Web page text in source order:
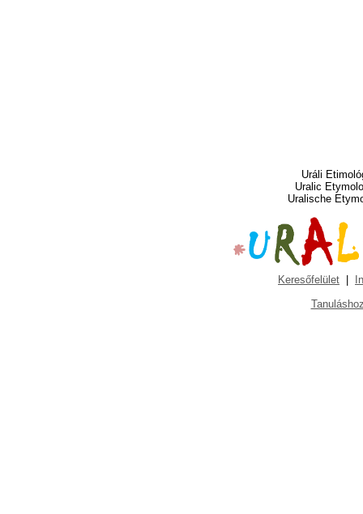
Uráli
Uralic
Uralische
Keresőfelület